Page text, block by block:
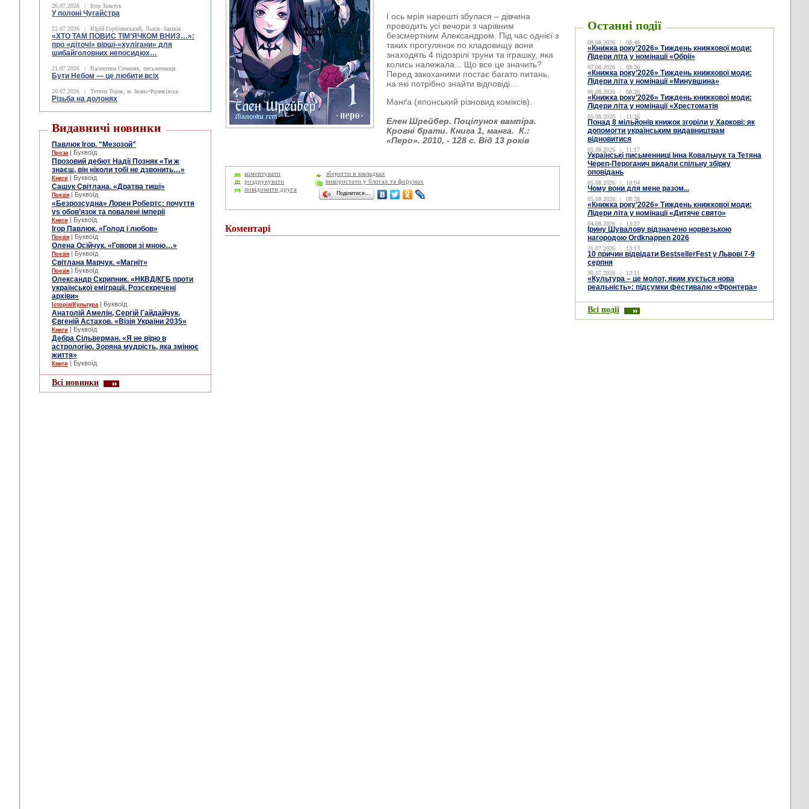
26.07.2026 | Ігор Зіньчук
У полоні Чугайстра
22.07.2026 | Юрій Горблянський, Львів–Зашків
«ХТО ТАМ ПОВИС ТІМ’ЯЧКОМ ВНИЗ…»:
про «діточі» вірші-«хулігани» для
шибайголовних непосидюх…
21.07.2026 | Валентина Семеняк, письменниця
Бути Небом ― це любити всіх
20.07.2026 | Тетяна Торак, м. Івано-Франківськ
Різьба на долонях
Видавничі новинки
Павлюк Ігор. "Мезозой"
Проза | Буквоїд
Прозовий дебют Надії Позняк «Ти ж
знаєш, він ніколи тобі не дзвонить…»
Книги | Буквоїд
Сащук Світлана. «Дратва тиші»
Поезія | Буквоїд
«Безрозсудна» Лорен Робертс: почуття
vs обов’язок та повалені імперії
Книги | Буквоїд
Ігор Павлюк. «Голод і любов»
Поезія | Буквоїд
Олена Осійчук. «Говори зі мною…»
Поезія | Буквоїд
Світлана Марчук. «Магніт»
Поезія | Буквоїд
Олександр Скрипник. «НКВД/КГБ проти
української еміграції. Розсекречені
архіви»
Історія/Культура | Буквоїд
Анатолій Амелін, Сергій Гайдайчук,
Євгеній Астахов. «Візія України 2035»
Книги | Буквоїд
Дебра Сільверман. «Я не вірю в
астрологію. Зоряна мудрість, яка змінює
життя»
Книги | Буквоїд
Всі новинки
І ось мрія нарешті збулася – дівчина
проводить усі вечори з чарівним
безсмертним Александром. Під час однієї з
таких прогулянок по кладовищу вони
знаходять 4 підозрілі труни та іграшку, яка
колись належала... Що все це значить?
Перед закоханими постає багато питань,
на які потрібно знайти відповіді…
Манґа (японський різновид коміксів).
Елен Шрейбер. Поцілунок вампіра.
Кровні брати. Книга 1, манга. К.:
«Перо». 2010, - 128 с. Від 13 років
коментувати
зберегти в закладках
роздрукувати
використати у блогах та форумах
повідомити друга
Поділитися…
Коментарі
Останні події
08.08.2026 | 08:49
«Книжка року’2026» Тиждень книжкової моди:
Лідери літа у номінації «Обрії»
07.08.2026 | 08:20
«Книжка року’2026» Тиждень книжкової моди:
Лідери літа у номінації «Минувшина»
06.08.2026 | 08:20
«Книжка року’2026» Тиждень книжкової моди:
Лідери літа у номінації «Хрестоматія
05.08.2026 | 11:26
Понад 8 мільйонів книжок згоріли у Харкові: як
допомогти українським видавництвам
відновитися
05.08.2026 | 11:17
Українські письменниці Інна Ковальчук та Тетяна
Череп-Пероганич видали спільну збірку
оповідань
05.08.2026 | 10:04
Чому вони для мене разом...
05.08.2026 | 08:28
«Книжка року’2026» Тиждень книжкової моди:
Лідери літа у номінації «Дитяче свято»
04.08.2026 | 13:27
Ірину Шувалову відзначено норвезькою
нагородою Ordknappen 2026
31.07.2026 | 13:13
10 причин відвідати BestsellerFest у Львові 7-9
серпня
30.07.2026 | 13:11
«Культура – це молот, яким кується нова
реальність»: підсумки фестивалю «Фронтера»
Всі події